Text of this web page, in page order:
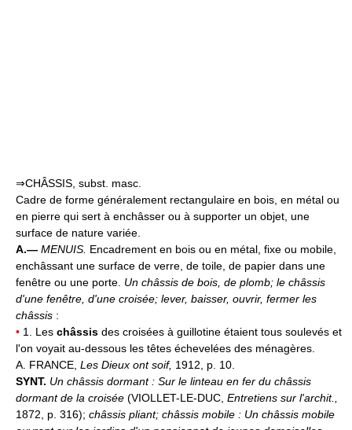
⇒CHÂSSIS, subst. masc.
Cadre de forme généralement rectangulaire en bois, en métal ou
en pierre qui sert à enchâsser ou à supporter un objet, une
surface de nature variée.
A.— MENUIS. Encadrement en bois ou en métal, fixe ou mobile,
enchâssant une surface de verre, de toile, de papier dans une
fenêtre ou une porte. Un châssis de bois, de plomb; le châssis
d'une fenêtre, d'une croisée; lever, baisser, ouvrir, fermer les
châssis :
• 1. Les châssis des croisées à guillotine étaient tous soulevés et
l'on voyait au-dessous les têtes échevelées des ménagères.
A. FRANCE, Les Dieux ont soif, 1912, p. 10.
SYNT. Un châssis dormant : Sur le linteau en fer du châssis
dormant de la croisée (VIOLLET-LE-DUC, Entretiens sur l'archit.,
1872, p. 316); châssis pliant; châssis mobile : Un châssis mobile